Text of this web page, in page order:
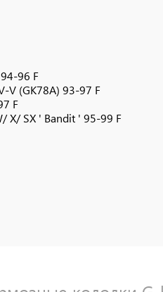
96 F
V (GK78A) 93-97 F
F
X/ SX ' Bandit ' 95-99 F